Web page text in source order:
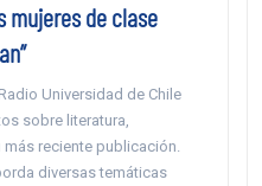
mujeres de clase
Universidad de Chile
sobre literatura,
reciente publicación.
diversas temáticas